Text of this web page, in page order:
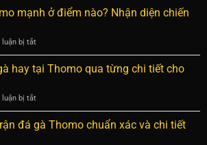
mắt
thật
các
trận
đấu
gian
Thomo
bao
lâu?
chi
tiết
nhất
mạnh ở điểm nào? Nhận diện chiến
luận bị tắtở
Gà
đá
Thomo
ở
điểm
nào?
hay tại Thomo qua từng chi tiết cho
luận bị tắtở
Nhận
biết
gà
đá gà Thomo chuẩn xác và chi tiết